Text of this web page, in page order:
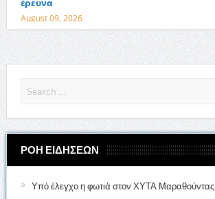
August 09, 2026
ΡΟΗ ΕΙΔΗΣΕΩΝ
Υπό έλεγχο η φωτιά στον ΧΥΤΑ Μαραθούντας